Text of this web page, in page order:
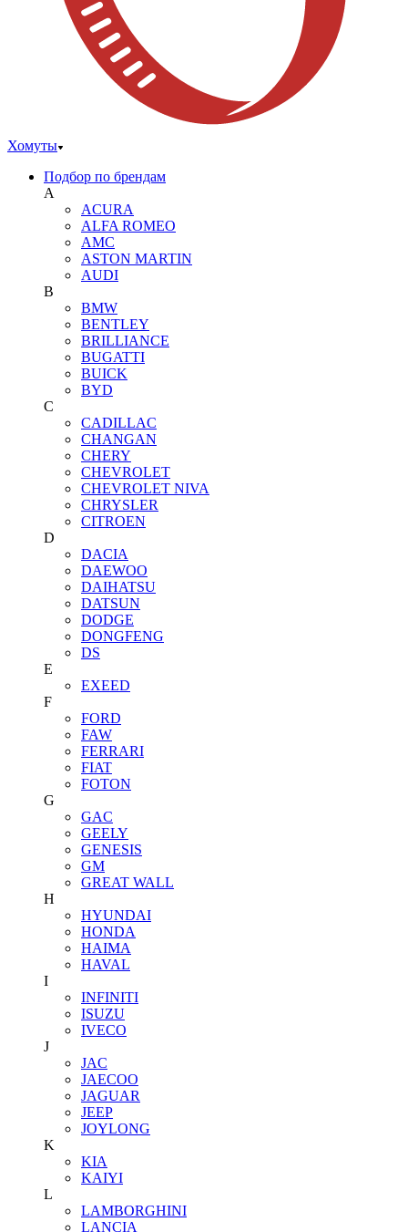
Хомуты
Подбор по брендам
A
ACURA
ALFA ROMEO
AMC
ASTON MARTIN
AUDI
B
BMW
BENTLEY
BRILLIANCE
BUGATTI
BUICK
BYD
C
CADILLAC
CHANGAN
CHERY
CHEVROLET
CHEVROLET NIVA
CHRYSLER
CITROEN
D
DACIA
DAEWOO
DAIHATSU
DATSUN
DODGE
DONGFENG
DS
E
EXEED
F
FORD
FAW
FERRARI
FIAT
FOTON
G
GAC
GEELY
GENESIS
GM
GREAT WALL
H
HYUNDAI
HONDA
HAIMA
HAVAL
I
INFINITI
ISUZU
IVECO
J
JAC
JAECOO
JAGUAR
JEEP
JOYLONG
K
KIA
KAIYI
L
LAMBORGHINI
LANCIA